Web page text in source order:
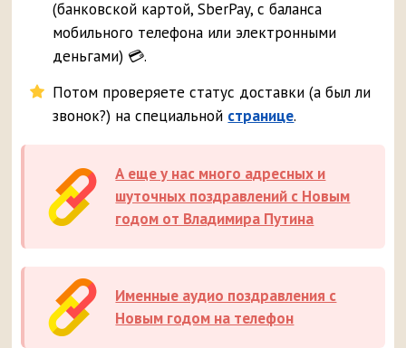
(банковской картой, SberPay, с баланса
мобильного телефона или электронными
деньгами) 💳.
Потом проверяете статус доставки (а был ли
звонок?) на специальной странице.
А еще у нас много адресных и
шуточных поздравлений с Новым
годом от Владимира Путина
Именные аудио поздравления с
Новым годом на телефон